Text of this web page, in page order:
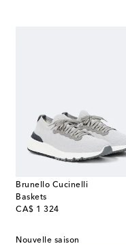
Brunello Cucinelli
Baskets
CA$ 1 324
original price
Nouvelle saison